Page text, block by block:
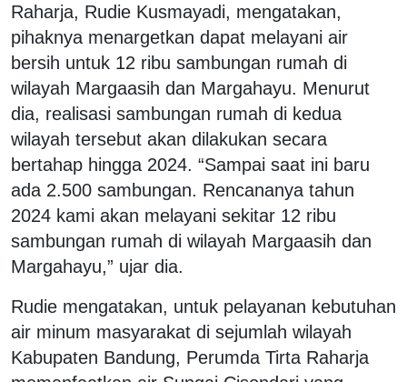
Raharja, Rudie Kusmayadi, mengatakan,
pihaknya menargetkan dapat melayani air
bersih untuk 12 ribu sambungan rumah di
wilayah Margaasih dan Margahayu. Menurut
dia, realisasi sambungan rumah di kedua
wilayah tersebut akan dilakukan secara
bertahap hingga 2024. “Sampai saat ini baru
ada 2.500 sambungan. Rencananya tahun
2024 kami akan melayani sekitar 12 ribu
sambungan rumah di wilayah Margaasih dan
Margahayu,” ujar dia.
Rudie mengatakan, untuk pelayanan kebutuhan
air minum masyarakat di sejumlah wilayah
Kabupaten Bandung, Perumda Tirta Raharja